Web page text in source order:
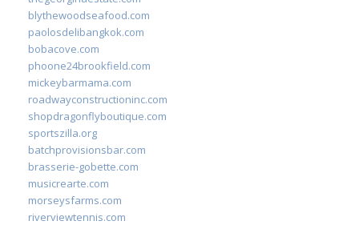
blythewoodseafood.com
paolosdelibangkok.com
bobacove.com
phoone24brookfield.com
mickeybarmama.com
roadwayconstructioninc.com
shopdragonflyboutique.com
sportszilla.org
batchprovisionsbar.com
brasserie-gobette.com
musicrearte.com
morseysfarms.com
riverviewtennis.com